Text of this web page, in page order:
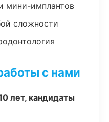
мини-имплантов
сложности
с нами
лет, кандидаты